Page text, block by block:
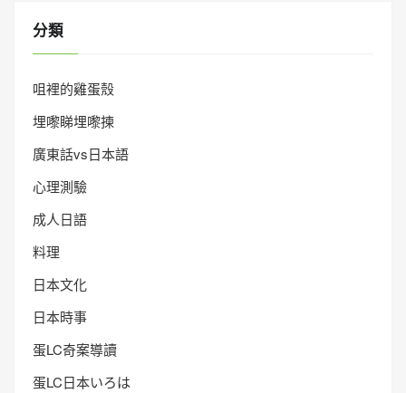
分類
咀裡的雞蛋殼
埋嚟睇埋嚟揀
廣東話vs日本語
心理測驗
成人日語
料理
日本文化
日本時事
蛋LC奇案導讀
蛋LC日本いろは